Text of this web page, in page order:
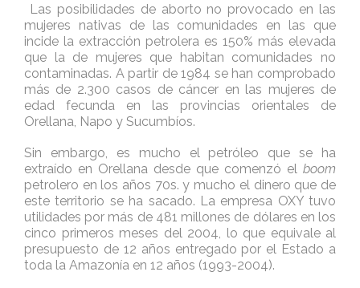
Las posibilidades de aborto no provocado en las
mujeres nativas de las comunidades en las que
incide la extracción petrolera es 150% más elevada
que la de mujeres que habitan comunidades no
contaminadas. A partir de 1984 se han comprobado
más de 2.300 casos de cáncer en las mujeres de
edad fecunda en las provincias orientales de
Orellana, Napo y Sucumbíos.
Sin embargo, es mucho el petróleo que se ha
extraído en Orellana desde que comenzó el boom
petrolero en los años 70s. y mucho el dinero que de
este territorio se ha sacado. La empresa OXY tuvo
utilidades por más de 481 millones de dólares en los
cinco primeros meses del 2004, lo que equivale al
presupuesto de 12 años entregado por el Estado a
toda la Amazonía en 12 años (1993-2004).